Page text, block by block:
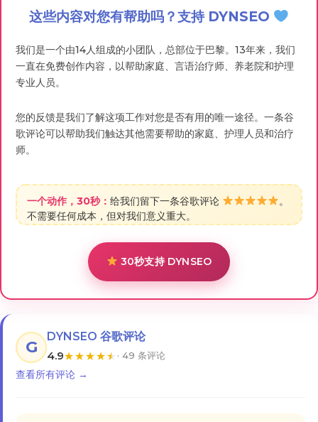
这些内容对您有帮助吗？支持 DYNSEO
我们是一个由14人组成的小团队，总部位于巴黎。13年来，我们
一直在免费创作内容，以帮助家庭、言语治疗师、养老院和护理
专业人员。
您的反馈是我们了解这项工作对您是否有用的唯一途径。一条谷
歌评论可以帮助我们触达其他需要帮助的家庭、护理人员和治疗
师。
一个动作，30秒： 给我们留下一条谷歌评论
。
不需要任何成本，但对我们意义重大。
30秒支持 DYNSEO
G
DYNSEO 谷歌评论
4.9★★★★★ · 49 条评论
查看所有评论 →